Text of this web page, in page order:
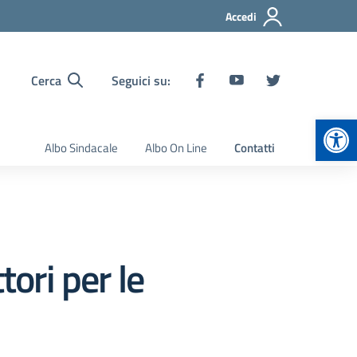
Accedi
Cerca Seguici su:
Albo Sindacale Albo On Line Contatti
per le